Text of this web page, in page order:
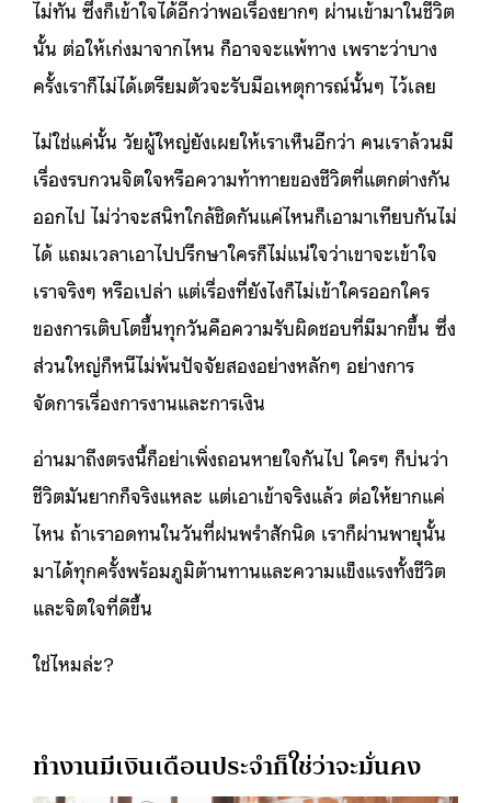
ไม่ทัน ซึ่งก็เข้าใจได้อีกว่าพอเรื่องยากๆ ผ่านเข้ามาในชีวิต
นั้น ต่อให้เก่งมาจากไหน ก็อาจจะแพ้ทาง เพราะว่าบาง
ครั้งเราก็ไม่ได้เตรียมตัวจะรับมือเหตุการณ์นั้นๆ ไว้เลย
ไม่ใช่แค่นั้น วัยผู้ใหญ่ยังเผยให้เราเห็นอีกว่า คนเราล้วนมี
เรื่องรบกวนจิตใจหรือความท้าทายของชีวิตที่แตกต่างกัน
ออกไป ไม่ว่าจะสนิทใกล้ชิดกันแค่ไหนก็เอามาเทียบกันไม่
ได้ แถมเวลาเอาไปปรึกษาใครก็ไม่แน่ใจว่าเขาจะเข้าใจ
เราจริงๆ หรือเปล่า แต่เรื่องที่ยังไงก็ไม่เข้าใครออกใคร
ของการเติบโตขึ้นทุกวันคือความรับผิดชอบที่มีมากขึ้น ซึ่ง
ส่วนใหญ่ก็หนีไม่พ้นปัจจัยสองอย่างหลักๆ อย่างการ
จัดการเรื่องการงานและการเงิน
อ่านมาถึงตรงนี้ก็อย่าเพิ่งถอนหายใจกันไป ใครๆ ก็บ่นว่า
ชีวิตมันยากก็จริงแหละ แต่เอาเข้าจริงแล้ว ต่อให้ยากแค่
ไหน ถ้าเราอดทนในวันที่ฝนพรำสักนิด เราก็ผ่านพายุนั้น
มาได้ทุกครั้งพร้อมภูมิต้านทานและความแข็งแรงทั้งชีวิต
และจิตใจที่ดีขึ้น
ใช่ไหมล่ะ?
ทำงานมีเงินเดือนประจำก็ใช่ว่าจะมั่นคง